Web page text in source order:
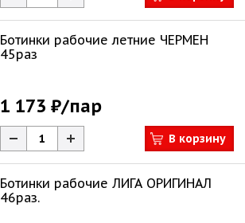
Ботинки рабочие летние ЧЕРМЕН
45раз
1 173 ₽/пар
В корзину
Ботинки рабочие ЛИГА ОРИГИНАЛ
46раз.